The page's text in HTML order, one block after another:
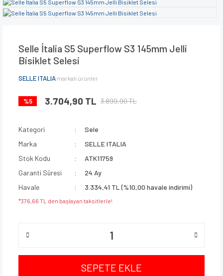
Selle İtalia S5 Superflow S3 145mm Jelli
Bisiklet Selesi
SELLE ITALIA markalı ürünler
%5 3.704,90 TL 3.899,90 TL
Kategori
Sele
Marka
SELLE ITALIA
Stok Kodu
ATK11759
Garanti Süresi
24 Ay
Havale
3.334,41 TL (%10,00 havale indirimi)
*376,66 TL den başlayan taksitlerle!
SEPETE EKLE